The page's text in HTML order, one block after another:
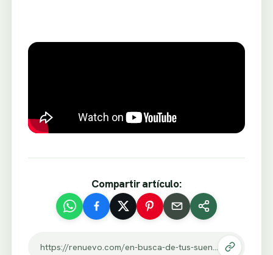
Compartir artículo:
https://renuevo.com/en-busca-de-tus-suenos.html